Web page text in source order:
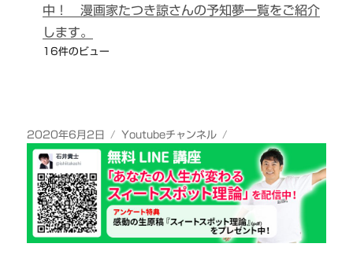
中！ 漫画家たつき諒さんの予知夢一覧をご紹介
します。
16件のビュー
投
稿
2020年6月2日
カ
テ
ゴ
リ
ー
Youtubeチャンネル